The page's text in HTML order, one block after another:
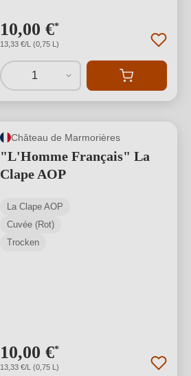
10,00 €*
13,33 €/L (0,75 L)
1
Château de Marmorières
"L'Homme Français" La
Clape AOP
La Clape AOP
Cuvée (Rot)
Trocken
10,00 €*
13,33 €/L (0,75 L)